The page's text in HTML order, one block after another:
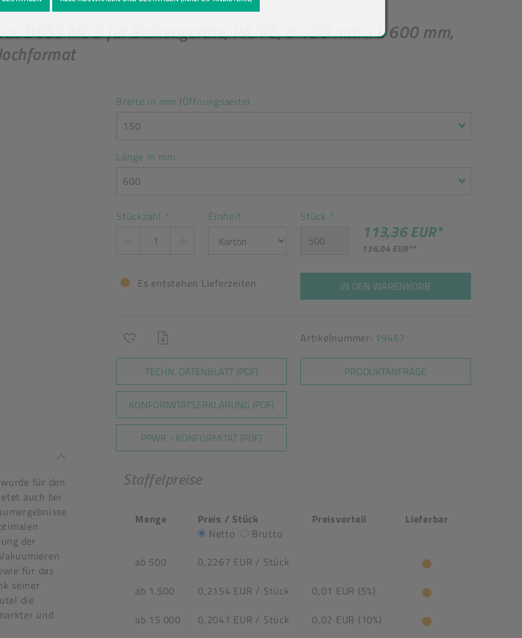
BOSS ML 3 für Balkengeräte, PA/PE, B 150 mm x L 600 mm,
nicht überein
für den
auch bei
der
für das
seiner
die
und
Breite in mm (Öffnungsseite)
150
Länge in mm
600
Stückzahl * Einheit Stück *
113,36 EUR*
136,04 EUR**
Es entstehen Lieferzeiten IN DEN WARENKORB
Artikelnummer: 19467
TECHN. DATENBLATT (PDF)
KONFORMITÄTSERKLÄRUNG (PDF)
PPWR - KONFORMITÄT (PDF)
PRODUKTANFRAGE
Staffelpreise
Menge
Preis / Stück
Netto
Brutto
Preisvorteil Lieferbar
ab 500 0,2267 EUR / Stück
ab 1.500
0,2154 EUR / Stück
0,01 EUR (5%)
ab 15.000
0,2041 EUR / Stück 0,02 EUR (10%)